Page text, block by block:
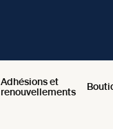
Adhésions et
renouvellements